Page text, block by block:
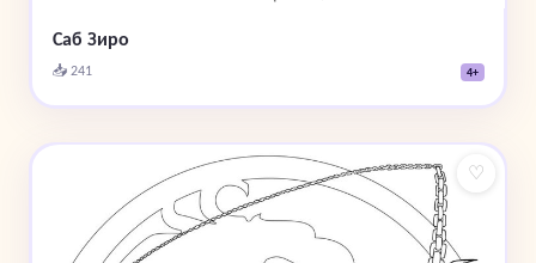
Саб Зиро
📥 241 4+
♡